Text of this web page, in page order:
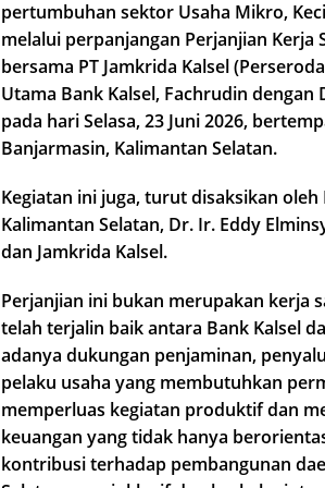
pertumbuhan sektor Usaha Mikro,
melalui perpanjangan Perjanjian Kerja
bersama PT Jamkrida Kalsel
Utama Bank Kalsel, Fachrudin
pada hari Selasa, 23 Juni 2026,
Banjarmasin, Kalimantan Selatan.
Kegiatan ini juga, turut disaksikan
Kalimantan Selatan, Dr. Ir. Eddy
dan Jamkrida Kalsel.
Perjanjian ini bukan merupakan kerja
telah terjalin baik antara Bank Kalsel
adanya dukungan penjaminan,
pelaku usaha yang membutuhkan
memperluas kegiatan produktif dan
keuangan yang tidak hanya
kontribusi terhadap pembangunan